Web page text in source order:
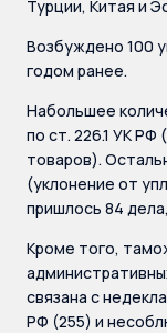
Турции, Китая и
Возбуждено 100
годом ранее.
Набольшее
по ст. 226.1 УК РФ
товаров).
(уклонение от
пришлось 84
Кроме того,
связана с
РФ (255) и